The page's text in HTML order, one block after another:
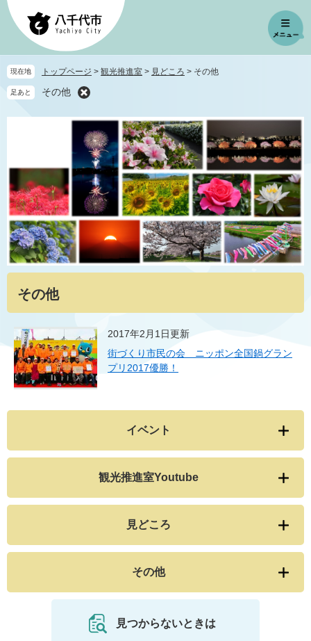
ペ
先
頭
メ
を
飛
へ
現在地 トップページ > 観光推進室 > 見どころ > その他
足あと その他
その他
2017年2月1日更新
街づくり市民の会 ニッポン全国鍋グラン
プリ2017優勝！
イベント
観光推進室Youtube
見どころ
その他
見つからないときは